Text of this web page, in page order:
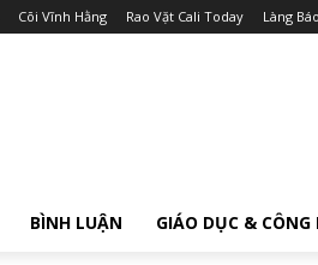
Cõi Vĩnh Hằng Rao Vặt Cali Today Làng
BÌNH LUẬN GIÁO DỤC & CÔNG